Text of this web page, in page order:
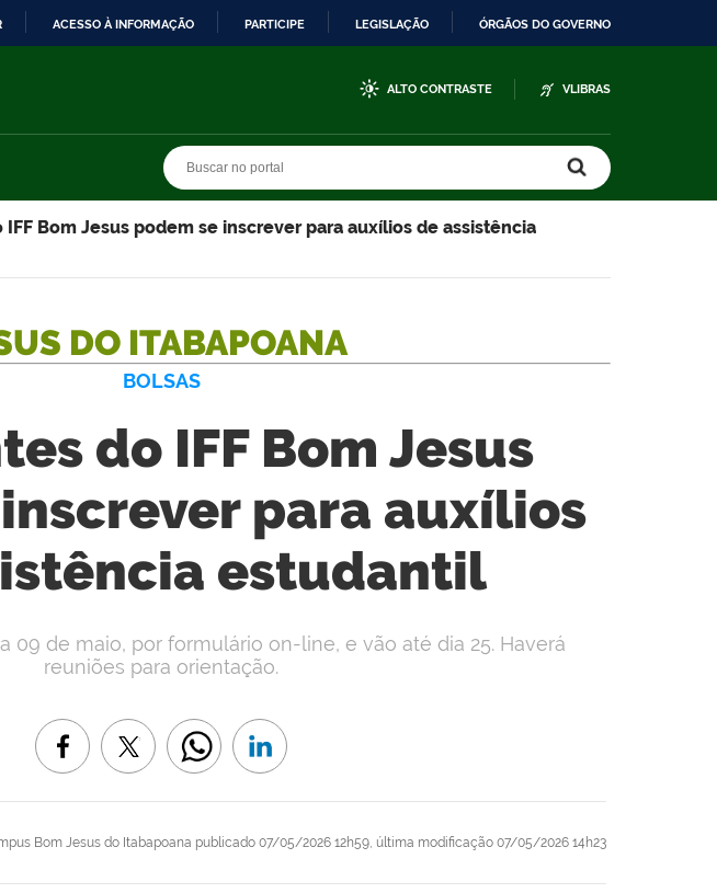
ACESSO À INFORMAÇÃO PARTICIPE LEGISLAÇÃO ÓRGÃOS DO GOVERNO
ALTO CONTRASTE VLIBRAS
IFF Bom Jesus podem se inscrever para auxílios de assistência
DO ITABAPOANA
BOLSAS
do IFF Bom Jesus
para auxílios
estudantil
Bom Jesus do Itabapoana publicado 07/05/2026 12h59, última modificação 07/05/2026 14h23
09 de maio, por formulário on-line, e vão até dia 25. Haverá
reuniões para orientação.